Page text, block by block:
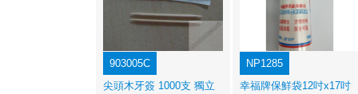
903005C
尖頭木牙簽 1000支 獨立
NP1285
幸福牌保鮮袋12吋x17吋